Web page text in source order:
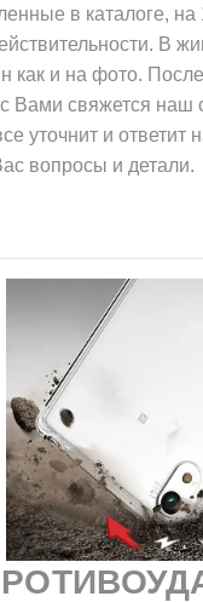
в каталоге, на
В
как и на фото.
Вами свяжется наш
уточнит и ответит
вопросы и детали.